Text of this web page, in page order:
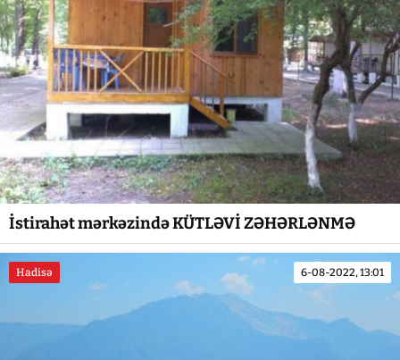
İstirahət mərkəzində KÜTLƏVİ ZƏHƏRLƏNMƏ
Hadisə 6-08-2022, 13:01